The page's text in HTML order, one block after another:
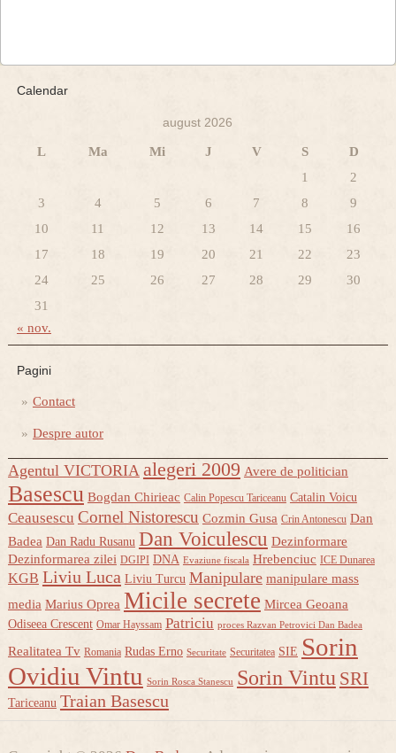
Calendar
august 2026
L Ma Mi J V S
D
1
2
3
4 5 6 7 8
9
10
11 12 13 14 15
16
17
18 19 20 21 22
23
24
25 26 27 28 29
30
31
« nov.
Pagini
Contact
Despre autor
Agentul VICTORIA alegeri 2009 Avere de politician
Basescu Bogdan Chirieac Calin Popescu Tariceanu Catalin Voicu
Ceausescu Cornel Nistorescu Cozmin Gusa Crin Antonescu Dan
Badea Dan Radu Rusanu Dan Voiculescu Dezinformare
Dezinformarea zilei DGIPI DNA Evaziune fiscala Hrebenciuc ICE Dunarea
KGB Liviu Luca Liviu Turcu Manipulare manipulare mass
media Marius Oprea Micile secrete Mircea Geoana
Odiseea Crescent Omar Hayssam Patriciu proces Razvan Petrovici Dan Badea
Realitatea Tv Romania Rudas Erno Securitate Securitatea SIE Sorin
Ovidiu Vintu Sorin Rosca Stanescu Sorin Vintu SRI
Tariceanu Traian Basescu